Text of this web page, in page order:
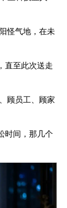
怪气地，在未
直至此次送走
顾员工、顾家
时间，那几个